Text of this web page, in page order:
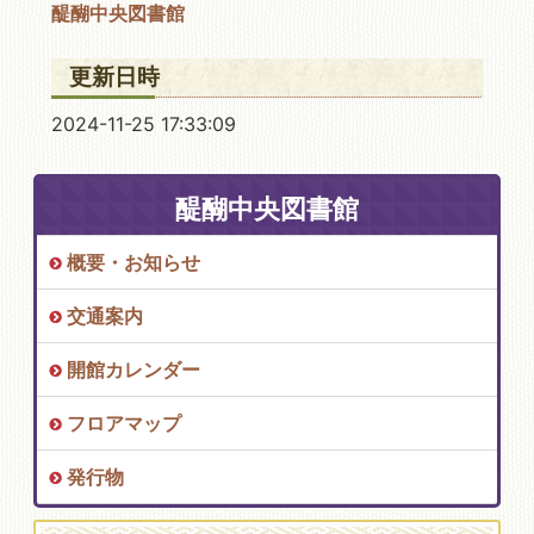
醍醐中央図書館
更新日時
2024-11-25 17:33:09
醍醐中央図書館
概要・お知らせ
交通案内
開館カレンダー
フロアマップ
発行物